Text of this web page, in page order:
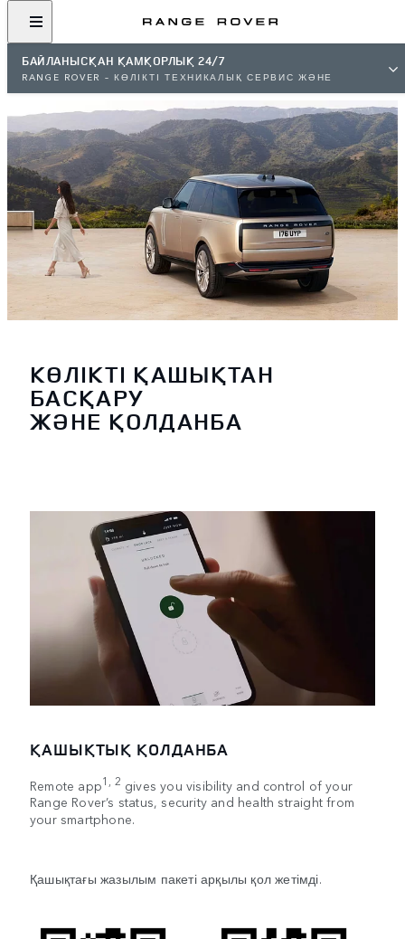
БАЙЛАНЫСҚАН ҚАМҚОРЛЫҚ 24/7
RANGE ROVER – КӨЛІКТІ ТЕХНИКАЛЫҚ СЕРВИС ЖӘНЕ
КУЗОВТЫ ТЕХНИКАЛЫҚ ҚЫЗМЕТ КӨРСЕТУ ЖӘНЕ ТАҒЫ
КӨЛІКТІ ҚАШЫҚТАН
БАСҚАРУ
ЖӘНЕ ҚОЛДАНБА
ҚАШЫҚТЫҚ ҚОЛДАНБА
Remote app1, 2 gives you visibility and control of your
Range Rover’s status, security and health straight from
your smartphone.
Қашықтағы жазылым пакеті арқылы қол жетімді.